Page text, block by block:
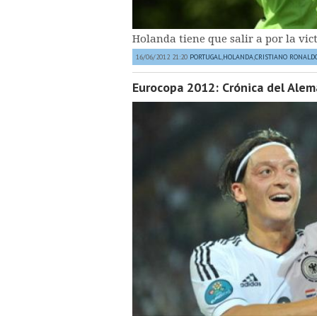
Holanda tiene que salir a por la
16/06/2012 21:20 PORTUGAL HOLANDACRISTIANO
Eurocopa 2012: Crónica del